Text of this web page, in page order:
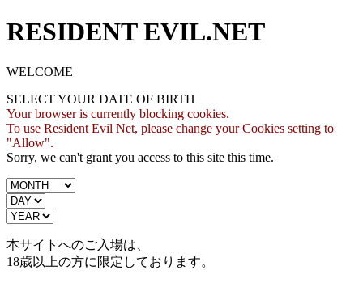
RESIDENT EVIL.NET
WELCOME
SELECT YOUR DATE OF BIRTH
Your browser is currently blocking cookies.
To use Resident Evil Net, please change your Cookies setting to
"Allow".
Sorry, we can't grant you access to this site this time.
本サイトへのご入場は、
18歳以上の方に限定しております。